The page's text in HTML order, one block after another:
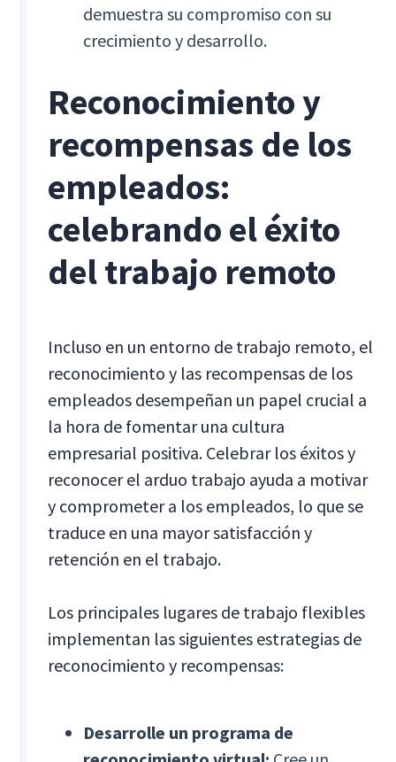
demuestra su compromiso con su
crecimiento y desarrollo.
Reconocimiento y
recompensas de los
empleados:
celebrando el éxito
del trabajo remoto
Incluso en un entorno de trabajo remoto, el
reconocimiento y las recompensas de los
empleados desempeñan un papel crucial a
la hora de fomentar una cultura
empresarial positiva. Celebrar los éxitos y
reconocer el arduo trabajo ayuda a motivar
y comprometer a los empleados, lo que se
traduce en una mayor satisfacción y
retención en el trabajo.
Los principales lugares de trabajo flexibles
implementan las siguientes estrategias de
reconocimiento y recompensas:
Desarrolle un programa de